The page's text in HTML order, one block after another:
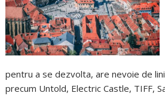
pentru a se dezvolta, are nevoie de
precum Untold, Electric Castle, TIFF,